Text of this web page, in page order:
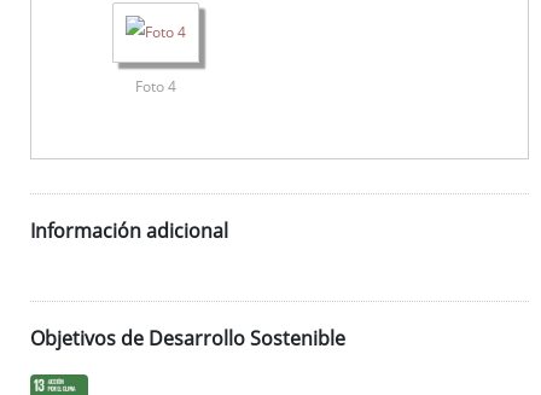
Foto 4
Información adicional
Objetivos de Desarrollo Sostenible